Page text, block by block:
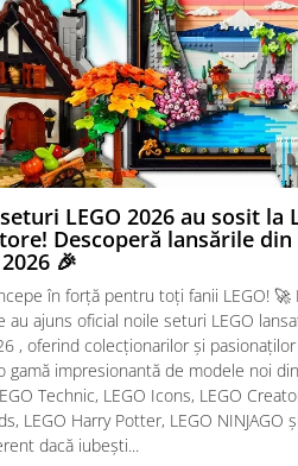
LEGO 2026 au sosit la
Descoperă lansările din
🎉
în forță pentru toți fanii LEGO! 🚀
au ajuns oficial noile seturi LEGO
, oferind colecționarilor și
gamă impresionantă de modele noi
Technic, LEGO Icons, LEGO
LEGO Harry Potter, LEGO NINJAGO
dacă iubești...